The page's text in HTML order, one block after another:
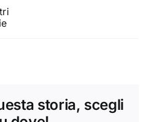
storia, scegli